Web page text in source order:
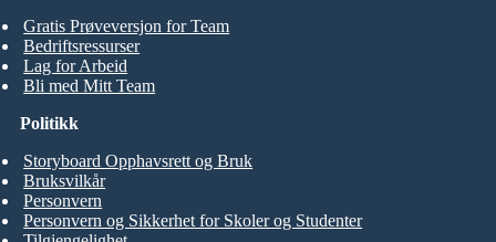
Gratis Prøveversjon for Team
Bedriftsressurser
Lag for Arbeid
Bli med Mitt Team
Politikk
Storyboard Opphavsrett og Bruk
Bruksvilkår
Personvern
Personvern og Sikkerhet for Skoler og Studenter